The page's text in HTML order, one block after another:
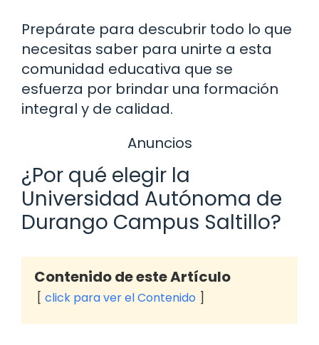
Prepárate para descubrir todo lo que
necesitas saber para unirte a esta
comunidad educativa que se
esfuerza por brindar una formación
integral y de calidad.
Anuncios
¿Por qué elegir la
Universidad Autónoma de
Durango Campus Saltillo?
Contenido de este Artículo
click para ver el Contenido